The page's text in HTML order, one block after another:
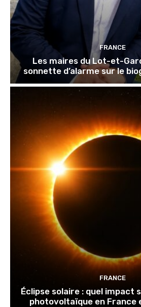
FRANCE
Les maires du Lot-et-
sonnette d’alarme sur le
FRANCE
Éclipse solaire : quel impact
photovoltaïque en France